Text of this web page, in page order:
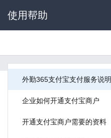
使用帮助
外勤365支付宝支付服务说明
企业如何开通支付宝商户
开通支付宝商户需要的资料